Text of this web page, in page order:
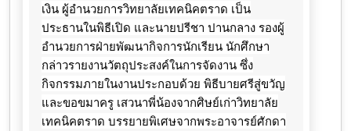
เงิน ผู้อำนวยการวิทยาลัยเทคนิคตราด เป็น
ประธานในพิธีเปิด และนายปรีชา ปานกลาง รองผู้
อำนวยการฝ่ายพัฒนากิจการนักเรียน นักศึกษา
กล่าวรายงานวัตถุประสงค์ในการจัดงาน ซึ่ง
กิจกรรมภายในงานประกอบด้วย พิธีบายศรีสู่ขวัญ
และขอขมาครู เสวนาพี่น้องจากศิษย์เก่าวิทยาลัย
เทคนิคตราด บรรยายพิเศษจากพระอาจารย์ศักดา